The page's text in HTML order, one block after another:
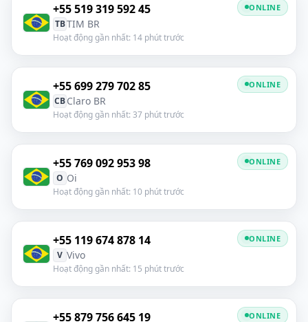
+55 519 319 592 45
TBTIM BR
Hoạt động gần nhất: 14 phút trước
ONLINE
+55 699 279 702 85
CBClaro BR
Hoạt động gần nhất: 37 phút trước
ONLINE
+55 769 092 953 98
O Oi
Hoạt động gần nhất: 10 phút trước
ONLINE
+55 119 674 878 14
V Vivo
Hoạt động gần nhất: 15 phút trước
ONLINE
+55 879 756 645 19 ONLINE